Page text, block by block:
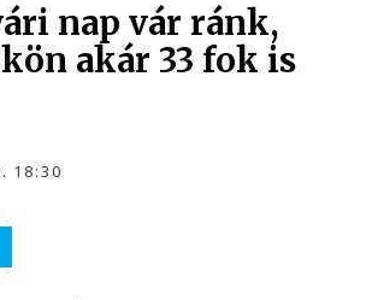
nap vár ránk,
akár 33 fok is
18:30